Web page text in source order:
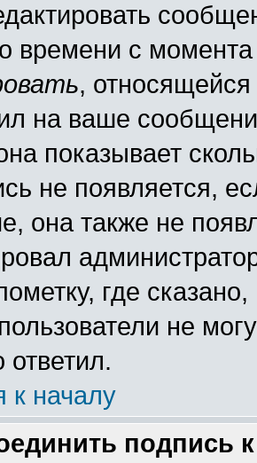
времени с
,
на ваше
показывает
не появляется,
она также не
где
не
ответил.
к началу
подпись